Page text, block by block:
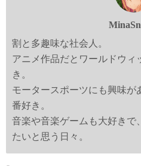
割と多趣味な社会人。
アニメ作品だとワールドウィ
き。
モータースポーツにも興味が
番好き。
音楽や音楽ゲームも大好きで
たいと思う日々。